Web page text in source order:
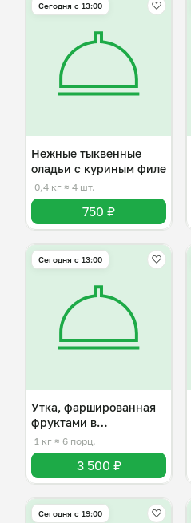
Сегодня с 13:00
Нежные тыквенные
оладьи с куриным филе
0,4 кг ≈ 4 шт.
750 ₽
Сегодня с 13:00
Утка, фаршированная
фруктами в
апельсиновом соусе
1 кг ≈ 6 порц.
3 500 ₽
Сегодня с 19:00